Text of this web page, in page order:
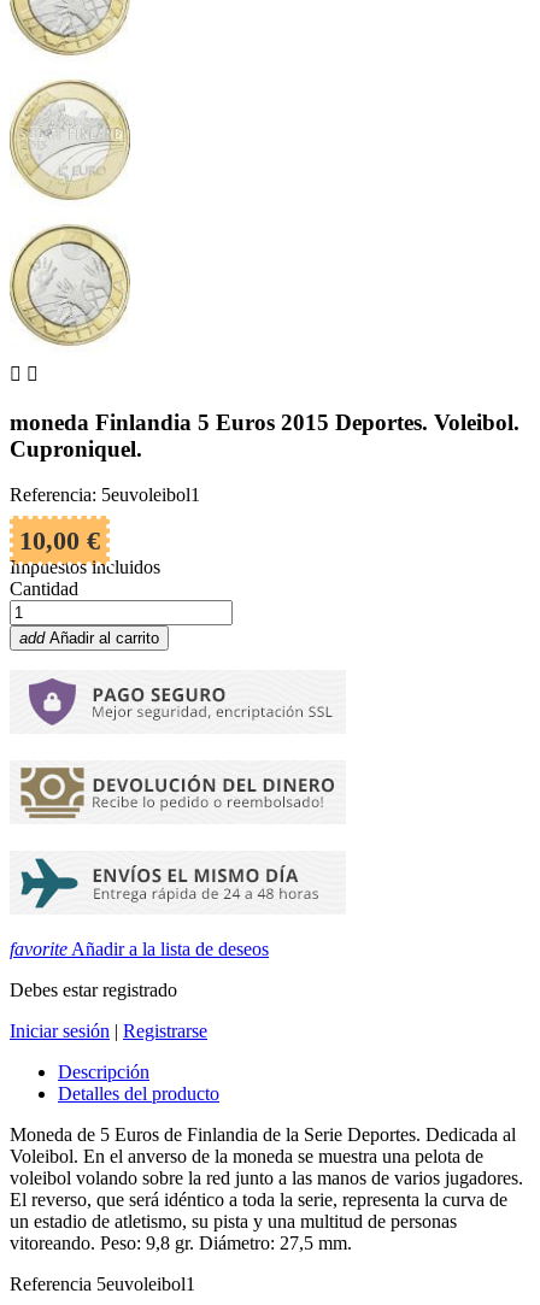
 
moneda Finlandia 5 Euros 2015 Deportes. Voleibol.
Cuproniquel.
Referencia: 5euvoleibol1
10,00 €
Impuestos incluidos
Cantidad
add Añadir al carrito
favorite Añadir a la lista de deseos
Debes estar registrado
Iniciar sesión | Registrarse
Descripción
Detalles del producto
Moneda de 5 Euros de Finlandia de la Serie Deportes. Dedicada al
Voleibol. En el anverso de la moneda se muestra una pelota de
voleibol volando sobre la red junto a las manos de varios jugadores.
El reverso, que será idéntico a toda la serie, representa la curva de
un estadio de atletismo, su pista y una multitud de personas
vitoreando. Peso: 9,8 gr. Diámetro: 27,5 mm.
Referencia 5euvoleibol1